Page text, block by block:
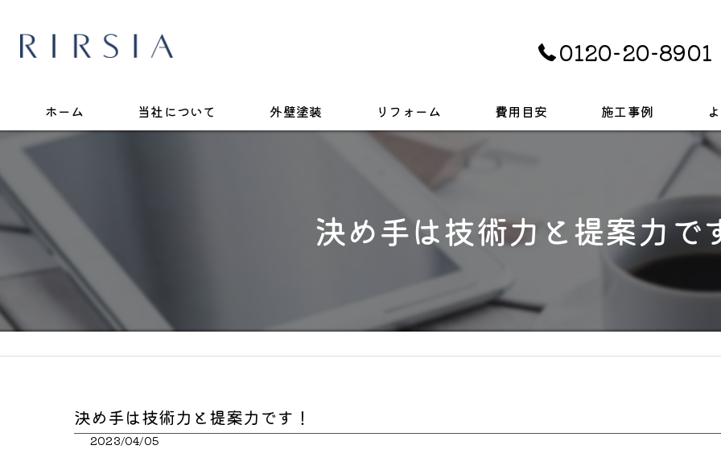
0120-20-8901
ホーム 当社について 外壁塗装 リフォーム
キッチン
トイレ
費用目安 施工事例
決め手は技術力と提案力で
決め手は技術力と提案力です！
2023/04/05